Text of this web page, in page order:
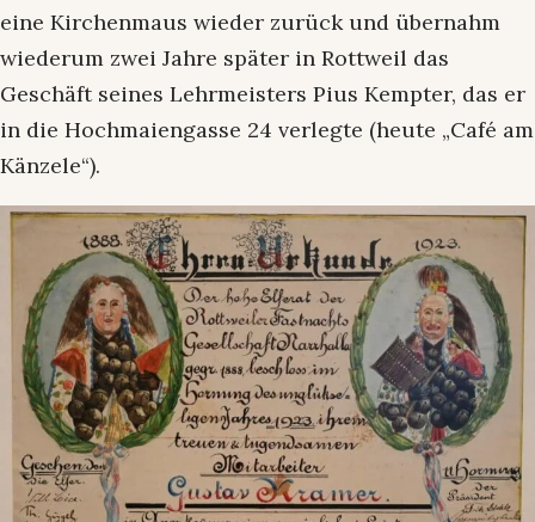
eine Kirchenmaus wieder zurück und übernahm
wiederum zwei Jahre später in Rottweil das
Geschäft seines Lehrmeisters Pius Kempter, das er
in die Hochmaiengasse 24 verlegte (heute „Café am
Känzele“).